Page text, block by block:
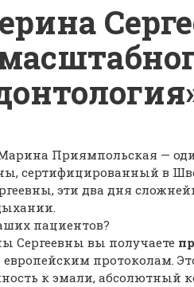
Приямпольская —
сертифицированный в
эти два дня
пациентов?
Сергеевны вы получаете
протоколам.
к эмали, абсолютный